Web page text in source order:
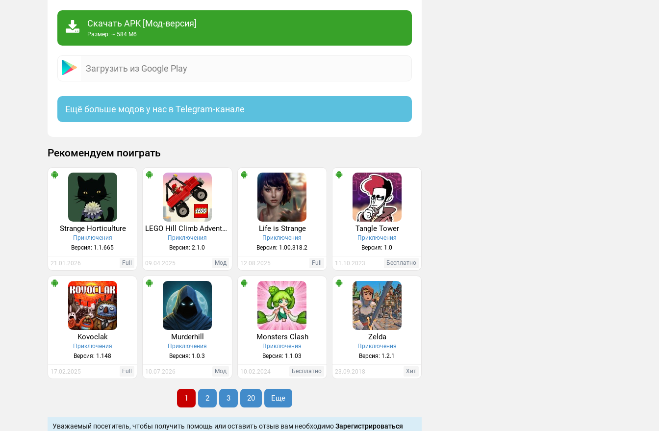
Скачать APK [Мод-версия]
Размер: ~ 584 Мб
Загрузить из Google Play
Ещё больше модов у нас в Telegram-канале
Рекомендуем поиграть
Strange Horticulture
Приключения
Версия: 1.1.665
21.01.2026 Full
LEGO Hill Climb Adventures
Приключения
Версия: 2.1.0
09.04.2025 Мод
Life is Strange
Приключения
Версия: 1.00.318.2
12.08.2025 Full
Tangle Tower
Приключения
Версия: 1.0
11.10.2023 Бесплатно
Kovoclak
Приключения
Версия: 1.148
17.02.2025 Full
Murderhill
Приключения
Версия: 1.0.3
10.07.2026 Мод
Monsters Clash
Приключения
Версия: 1.1.03
10.02.2024 Бесплатно
Zelda
Приключения
Версия: 1.2.1
23.09.2018 Хит
1 2 3 20 Еще
Уважаемый посетитель, чтобы получить помощь или оставить отзыв вам необходимоЗарегистрироваться